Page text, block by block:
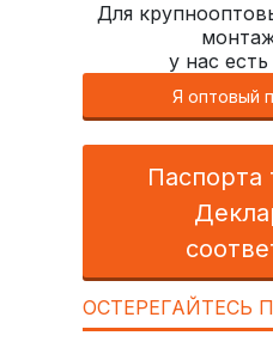
Для
у нас
Я оптовый
Паспорта
ОСТЕРЕГАЙТЕСЬ